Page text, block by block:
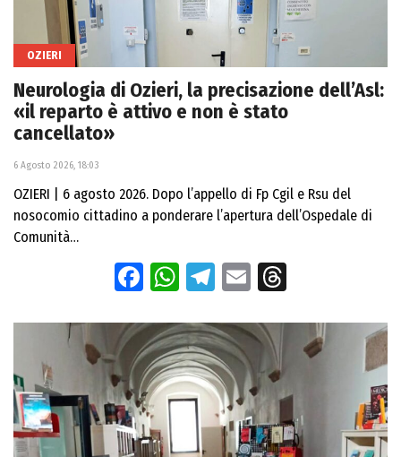
OZIERI
Neurologia di Ozieri, la precisazione dell’Asl:
«il reparto è attivo e non è stato
cancellato»
6 Agosto 2026, 18:03
OZIERI | 6 agosto 2026. Dopo l’appello di Fp Cgil e Rsu del
nosocomio cittadino a ponderare l’apertura dell’Ospedale di
Comunità…
Facebook
WhatsApp
Telegram
Email